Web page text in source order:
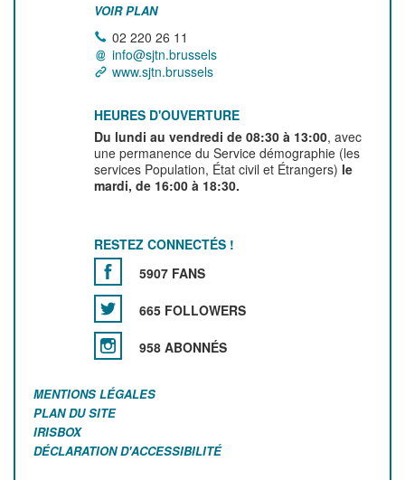
VOIR PLAN
02 220 26 11
info@sjtn.brussels
www.sjtn.brussels
HEURES D'OUVERTURE
Du lundi au vendredi de 08:30 à 13:00, avec
une permanence du Service démographie (les
services Population, État civil et Étrangers) le
mardi, de 16:00 à 18:30.
RESTEZ CONNECTÉS !
5907 FANS
665 FOLLOWERS
958 ABONNÉS
MENTIONS LÉGALES
PLAN DU SITE
IRISBOX
DÉCLARATION D'ACCESSIBILITÉ